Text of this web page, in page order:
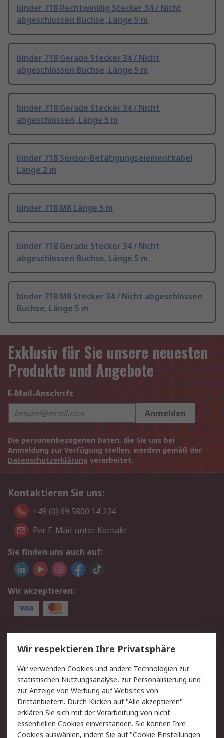
binder 718 Rechtwinklig Stecker 34 / Nicht
abgeschlossen Buchse, Länge 5 m
binder 718 Gerade Stecker 34 / Nicht
abgeschlossen Buchse, Länge 5 m
binder 718 Gerade Stecker 34 / Nicht
abgeschlossen, Länge 5 m
binder 718 Sensor-Betätigungselementkabel
Länge 2 m
binder 718 M8 Länge 5 m
binder 718 Gerade Stecker 34 / Nicht
abgeschlossen Buchse, Länge 5 m
binder 718 M8 Stecker 34 / Nicht abgeschlossen
Buchse, Länge 5 m
Exklusiv für Sie unsere neuesten
Produkte und Angebote
E-Mail-Anschrift
Anmelden
Die personenbezogenen Daten, die Sie uns bei
Anmeldung zur Verfügung stellen, werden gemäß der
Datenschutzerklärung verarbeitet.
Kontaktieren Sie uns:
+49 (0) 69 5800 14 234
Per E-Mail unter Kontakt
Sie finden uns auch auf:
Wir akzeptieren:
Service
Value Added Services
Lieferlösungen
Rücksendungen
Kontakt
Hilfe
Privatkunden
Rechtliches
AGB
Datenschutz
Wir respektieren Ihre Privatsphäre
Wir verwenden Cookies und andere Technologien zur
statistischen Nutzungsanalyse, zur Personalisierung und
zur Anzeige von Werbung auf Websites von
Drittanbietern. Durch Klicken auf "Alle akzeptieren"
erklären Sie sich mit der Verarbeitung von nicht-
essentiellen Cookies einverstanden. Sie können Ihre
Cookies auswählen, indem Sie auf "Cookie Einstellungen